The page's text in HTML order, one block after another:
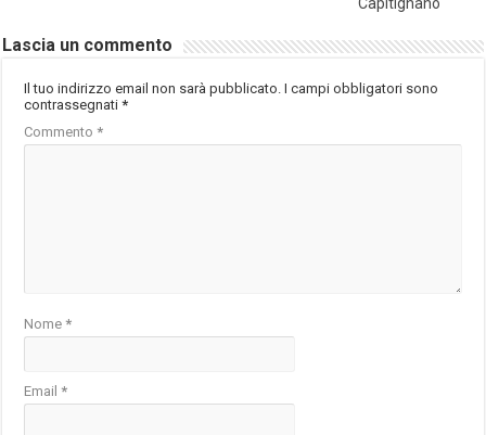
Lascia un commento
Il tuo indirizzo email non sarà pubblicato. I campi obbligatori sono
contrassegnati*
Commento*
Nome*
Email*